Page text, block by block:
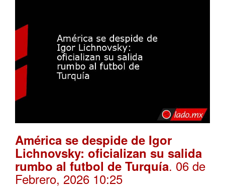
América se despide de Igor
Lichnovsky: oficializan su salida
rumbo al futbol de Turquía. 06 de
Febrero, 2026 10:25